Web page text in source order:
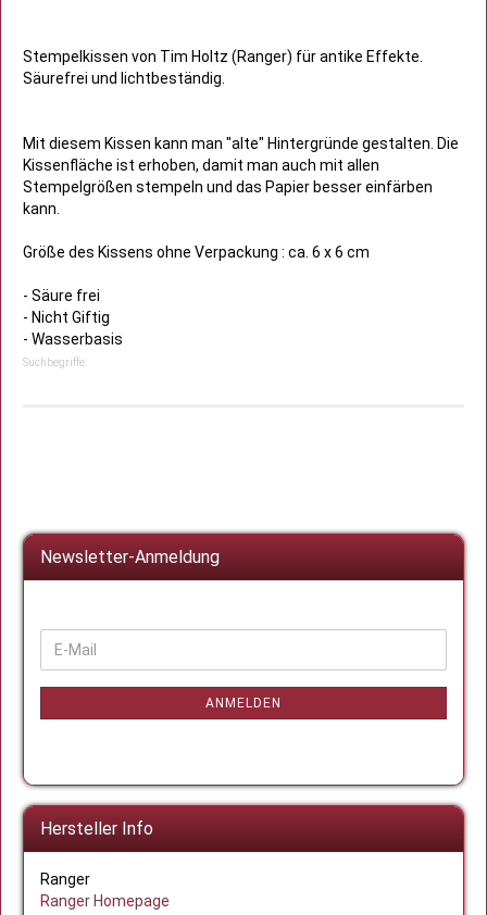
Stempelkissen von Tim Holtz (Ranger) für antike Effekte.
Säurefrei und lichtbeständig.
Mit diesem Kissen kann man "alte" Hintergründe gestalten. Die
Kissenfläche ist erhoben, damit man auch mit allen
Stempelgrößen stempeln und das Papier besser einfärben
kann.
Größe des Kissens ohne Verpackung : ca. 6 x 6 cm
- Säure frei
- Nicht Giftig
- Wasserbasis
Suchbegriffe:
Newsletter-Anmeldung
WEITER
ZUR
NEWSLETTER-
E-
Mail
ANMELDEN
Hersteller Info
Ranger
Ranger Homepage